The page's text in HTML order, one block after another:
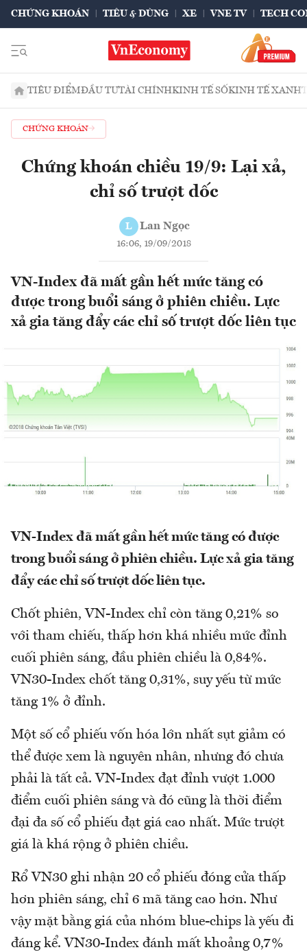
CHỨNG KHOÁN TIÊU & DÙNG XE VNE TV TECH
TIÊU ĐIỂMĐẦU TƯTÀI CHÍNHKINH TẾ SỐKINH TẾ XANH
CHỨNG KHOÁN
Chứng khoán chiều 19/9: Lại xả,
chỉ số trượt dốc
L Lan Ngọc
16:06, 19/09/2018
VN-Index đã mất gần hết mức tăng có
được trong buổi sáng ở phiên chiều. Lực
xả gia tăng đẩy các chỉ số trượt dốc liên tục
VN-Index đã mất gần hết mức tăng có được
trong buổi sáng ở phiên chiều. Lực xả gia tăng
đẩy các chỉ số trượt dốc liên tục.
Chốt phiên, VN-Index chỉ còn tăng 0,21% so
với tham chiếu, thấp hơn khá nhiều mức đỉnh
cuối phiên sáng, đầu phiên chiều là 0,84%.
VN30-Index chốt tăng 0,31%, suy yếu từ mức
tăng 1% ở đỉnh.
Một số cổ phiếu vốn hóa lớn nhất sụt giảm có
thể được xem là nguyên nhân, nhưng đó chưa
phải là tất cả. VN-Index đạt đỉnh vượt 1.000
điểm cuối phiên sáng và đó cũng là thời điểm
đại đa số cổ phiếu đạt giá cao nhất. Mức trượt
giá là khá rộng ở phiên chiều.
Rổ VN30 ghi nhận 20 cổ phiếu đóng cửa thấp
hơn phiên sáng, chỉ 6 mã tăng cao hơn. Như
vậy mặt bằng giá của nhóm blue-chips là yếu đi
đáng kể. VN30-Index đánh mất khoảng 0,7%